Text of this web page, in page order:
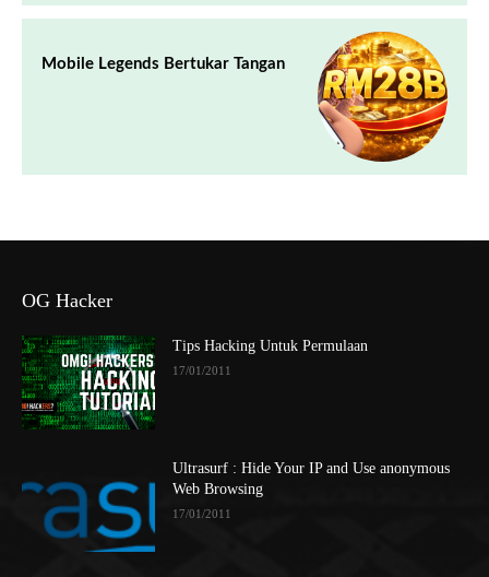
Mobile Legends Bertukar Tangan
OG Hacker
Tips Hacking Untuk Permulaan
17/01/2011
Ultrasurf : Hide Your IP and Use anonymous
Web Browsing
17/01/2011